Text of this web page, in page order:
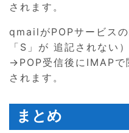
されます。
qmailがPOPサービス
「S」が 追記されない）
→POP受信後にIMAPで
されます。
まとめ